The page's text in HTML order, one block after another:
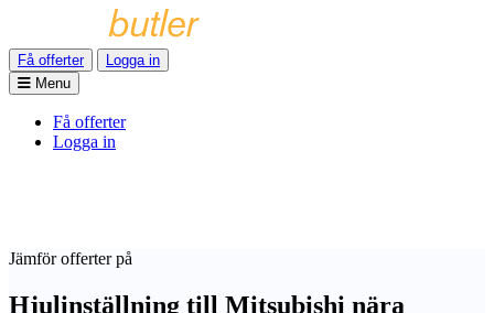
Få offerter
Logga in
Menu
Få offerter
Logga in
Jämför offerter på
Hjulinställning till Mitsubishi nära